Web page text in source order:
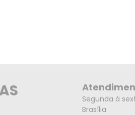
Segunda à
Brasília